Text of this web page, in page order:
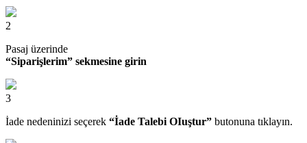
2
Pasaj üzerinde
“Siparişlerim” sekmesine girin
3
İade nedeninizi seçerek “İade Talebi OIuştur” butonuna tıklayın.